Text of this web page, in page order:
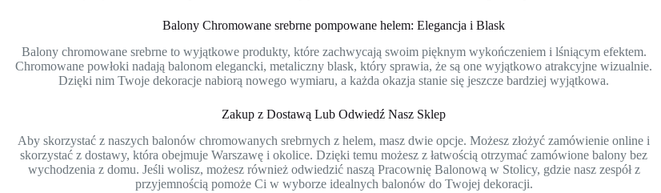
Balony Chromowane srebrne pompowane helem: Elegancja i Blask
Balony chromowane srebrne to wyjątkowe produkty, które zachwycają swoim pięknym wykończeniem i lśniącym efektem.
Chromowane powłoki nadają balonom elegancki, metaliczny blask, który sprawia, że są one wyjątkowo atrakcyjne wizualnie.
Dzięki nim Twoje dekoracje nabiorą nowego wymiaru, a każda okazja stanie się jeszcze bardziej wyjątkowa.
Zakup z Dostawą Lub Odwiedź Nasz Sklep
Aby skorzystać z naszych balonów chromowanych srebrnych z helem, masz dwie opcje. Możesz złożyć zamówienie online i
skorzystać z dostawy, która obejmuje Warszawę i okolice. Dzięki temu możesz z łatwością otrzymać zamówione balony bez
wychodzenia z domu. Jeśli wolisz, możesz również odwiedzić naszą Pracownię Balonową w Stolicy, gdzie nasz zespół z
przyjemnością pomoże Ci w wyborze idealnych balonów do Twojej dekoracji.